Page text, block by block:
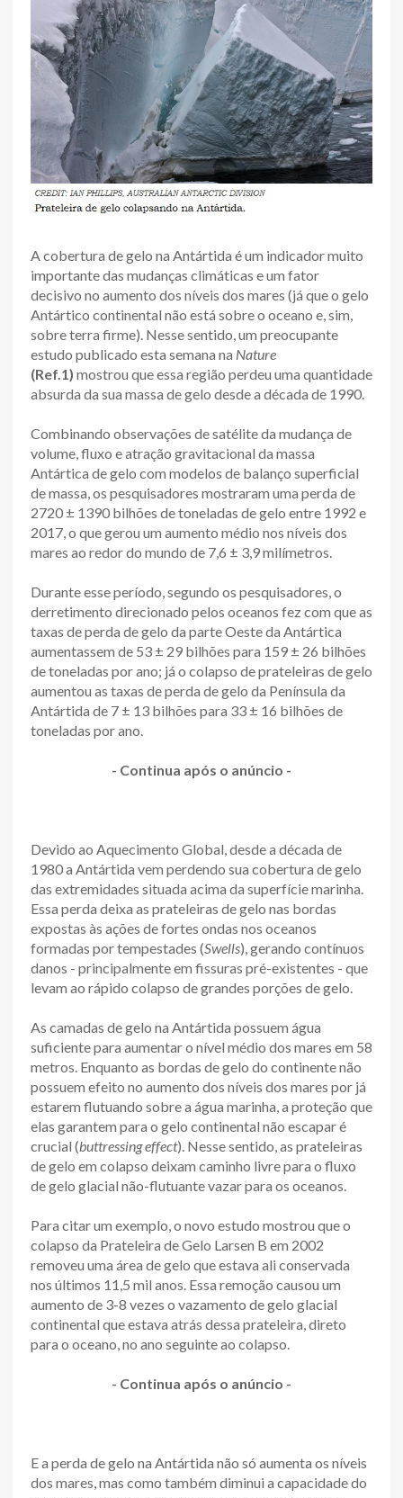
A cobertura de gelo na Antártida é um indicador muito
importante das mudanças climáticas e um fator
decisivo no aumento dos níveis dos mares (já que o gelo
Antártico continental não está sobre o oceano e, sim,
sobre terra firme). Nesse sentido, um preocupante
estudo publicado esta semana na Nature
(Ref.1) mostrou que essa região perdeu uma quantidade
absurda da sua massa de gelo desde a década de 1990.
Combinando observações de satélite da mudança de
volume, fluxo e atração gravitacional da massa
Antártica de gelo com modelos de balanço superficial
de massa, os pesquisadores mostraram uma perda de
2720 ± 1390 bilhões de toneladas de gelo entre 1992 e
2017, o que gerou um aumento médio nos níveis dos
mares ao redor do mundo de 7,6 ± 3,9 milímetros.
Durante esse período, segundo os pesquisadores, o
derretimento direcionado pelos oceanos fez com que as
taxas de perda de gelo da parte Oeste da Antártica
aumentassem de 53 ± 29 bilhões para 159 ± 26 bilhões
de toneladas por ano; já o colapso de prateleiras de gelo
aumentou as taxas de perda de gelo da Península da
Antártida de 7 ± 13 bilhões para 33 ± 16 bilhões de
toneladas por ano.
- Continua após o anúncio -
Devido ao Aquecimento Global, desde a década de
1980 a Antártida vem perdendo sua cobertura de gelo
das extremidades situada acima da superfície marinha.
Essa perda deixa as prateleiras de gelo nas bordas
expostas às ações de fortes ondas nos oceanos
formadas por tempestades (Swells), gerando contínuos
danos - principalmente em fissuras pré-existentes - que
levam ao rápido colapso de grandes porções de gelo.
As camadas de gelo na Antártida possuem água
suficiente para aumentar o nível médio dos mares em 58
metros. Enquanto as bordas de gelo do continente não
possuem efeito no aumento dos níveis dos mares por já
estarem flutuando sobre a água marinha, a proteção que
elas garantem para o gelo continental não escapar é
crucial (buttressing effect). Nesse sentido, as prateleiras
de gelo em colapso deixam caminho livre para o fluxo
de gelo glacial não-flutuante vazar para os oceanos.
Para citar um exemplo, o novo estudo mostrou que o
colapso da Prateleira de Gelo Larsen B em 2002
removeu uma área de gelo que estava ali conservada
nos últimos 11,5 mil anos. Essa remoção causou um
aumento de 3-8 vezes o vazamento de gelo glacial
continental que estava atrás dessa prateleira, direto
para o oceano, no ano seguinte ao colapso.
- Continua após o anúncio -
E a perda de gelo na Antártida não só aumenta os níveis
dos mares, mas como também diminui a capacidade do